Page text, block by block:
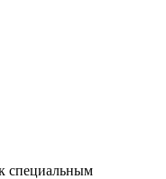
специальным